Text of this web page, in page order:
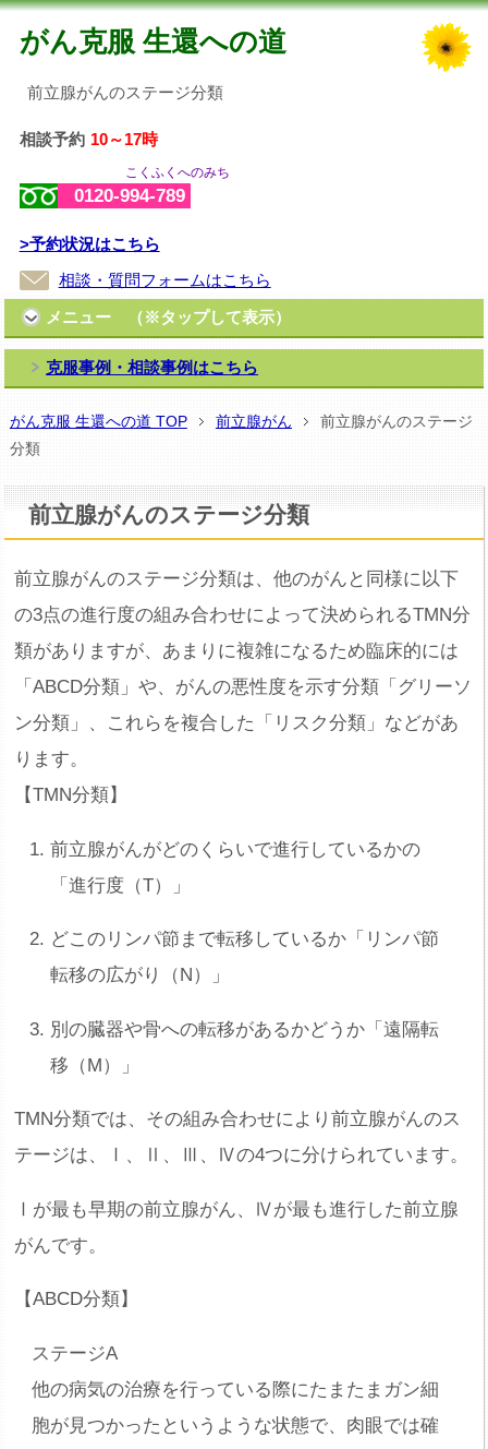
がん克服 生還への道
前立腺がんのステージ分類
相談予約 10～17時
こくふくへのみち
0120-994-789
>予約状況はこちら
相談・質問フォームはこちら
メニュー （※タップして表示）
克服事例・相談事例はこちら
がん克服 生還への道 TOP 前立腺がん
前立腺がんのステージ
分類
前立腺がんのステージ分類
前立腺がんのステージ分類は、他のがんと同様に以下
の3点の進行度の組み合わせによって決められるTMN分
類がありますが、あまりに複雑になるため臨床的には
「ABCD分類」や、がんの悪性度を示す分類「グリーソ
ン分類」、これらを複合した「リスク分類」などがあ
ります。
【TMN分類】
前立腺がんがどのくらいで進行しているかの
「進行度（T）」
どこのリンパ節まで転移しているか「リンパ節
転移の広がり（N）」
別の臓器や骨への転移があるかどうか「遠隔転
移（M）」
TMN分類では、その組み合わせにより前立腺がんのス
テージは、Ⅰ、Ⅱ、Ⅲ、Ⅳの4つに分けられています。
Ⅰが最も早期の前立腺がん、Ⅳが最も進行した前立腺
がんです。
【ABCD分類】
ステージA
他の病気の治療を行っている際にたまたまガン細
胞が見つかったというような状態で、肉眼では確